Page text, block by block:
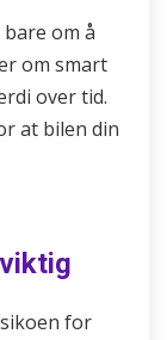
om å
om smart
over tid.
at bilen din
for